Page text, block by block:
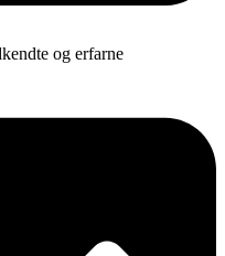
og erfarne